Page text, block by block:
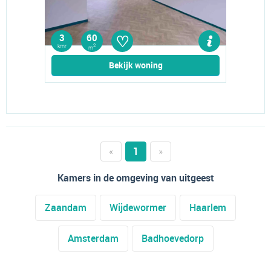
3
kmr
60
m2 ♡
Bekijk woning
« 1
»
Kamers in de omgeving van uitgeest
Zaandam Wijdewormer Haarlem
Amsterdam Badhoevedorp